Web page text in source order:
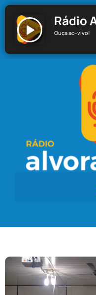
Rádio
Ouça ao-vivo!